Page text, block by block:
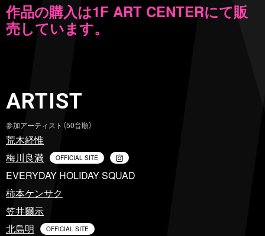
作品の購入は1F ART CENTERにて販
売しています。
ARTIST
参加アーティスト（50音順）
荒木経惟
梅川良満
OFFICIAL SITE
EVERYDAY HOLIDAY SQUAD
柿本ケンサク
笠井爾示
北島明
OFFICIAL SITE